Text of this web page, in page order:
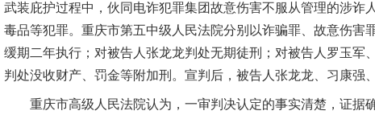
武装庇护过程中，伙同电诈犯罪集团故意伤害不服从管理的涉
毒品等犯罪。重庆市第五中级人民法院分别以诈骗罪、故意伤害
缓期二年执行；对被告人张龙龙判处无期徒刑；对被告人罗玉
判处没收财产、罚金等附加刑。宣判后，被告人张龙龙、习康强
重庆市高级人民法院认为，一审判决认定的事实清楚，证据
揭开“小金库”的免责幌子 以产业